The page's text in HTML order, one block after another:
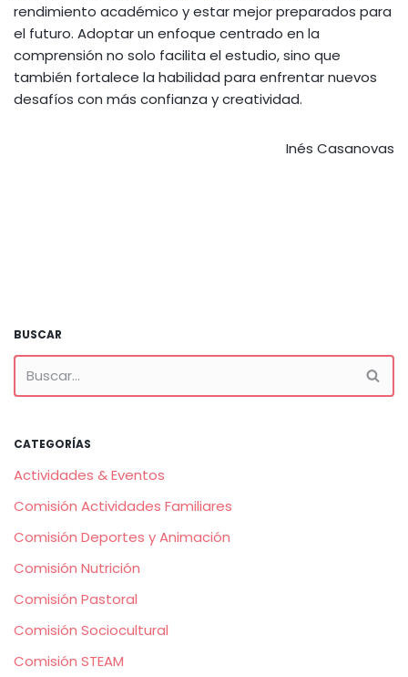
rendimiento académico y estar mejor preparados para
el futuro. Adoptar un enfoque centrado en la
comprensión no solo facilita el estudio, sino que
también fortalece la habilidad para enfrentar nuevos
desafíos con más confianza y creatividad.
Inés Casanovas
BUSCAR
CATEGORÍAS
Actividades & Eventos
Comisión Actividades Familiares
Comisión Deportes y Animación
Comisión Nutrición
Comisión Pastoral
Comisión Sociocultural
Comisión STEAM